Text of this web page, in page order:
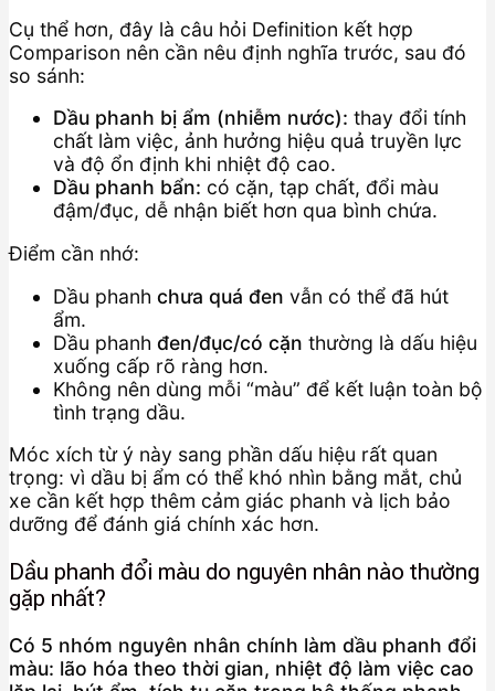
Cụ thể hơn, đây là câu hỏi Definition kết hợp
Comparison nên cần nêu định nghĩa trước, sau đó
so sánh:
Dầu phanh bị ẩm (nhiễm nước): thay đổi tính
chất làm việc, ảnh hưởng hiệu quả truyền lực
và độ ổn định khi nhiệt độ cao.
Dầu phanh bẩn: có cặn, tạp chất, đổi màu
đậm/đục, dễ nhận biết hơn qua bình chứa.
Điểm cần nhớ:
Dầu phanh chưa quá đen vẫn có thể đã hút
ẩm.
Dầu phanh đen/đục/có cặn thường là dấu hiệu
xuống cấp rõ ràng hơn.
Không nên dùng mỗi “màu” để kết luận toàn bộ
tình trạng dầu.
Móc xích từ ý này sang phần dấu hiệu rất quan
trọng: vì dầu bị ẩm có thể khó nhìn bằng mắt, chủ
xe cần kết hợp thêm cảm giác phanh và lịch bảo
dưỡng để đánh giá chính xác hơn.
Dầu phanh đổi màu do nguyên nhân nào thường
gặp nhất?
Có 5 nhóm nguyên nhân chính làm dầu phanh đổi
màu: lão hóa theo thời gian, nhiệt độ làm việc cao